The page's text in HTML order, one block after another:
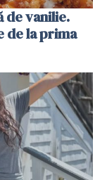
de vanilie.
de la prima